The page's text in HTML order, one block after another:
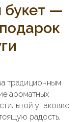
букет —
традиционным
ароматных
упаковке
радость.